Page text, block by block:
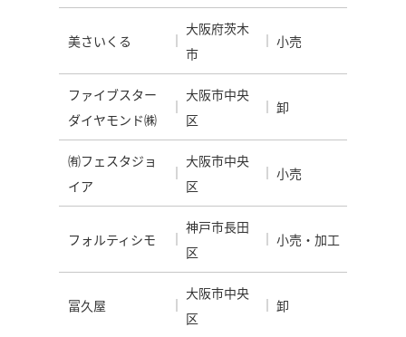
美さいくる
大阪府茨木
市
小売
ファイブスター
ダイヤモンド㈱
大阪市中央
区
卸
㈲フェスタジョ
イア
大阪市中央
区
小売
フォルティシモ
神戸市長田
区
小売・加工
冨久屋
大阪市中央
区
卸